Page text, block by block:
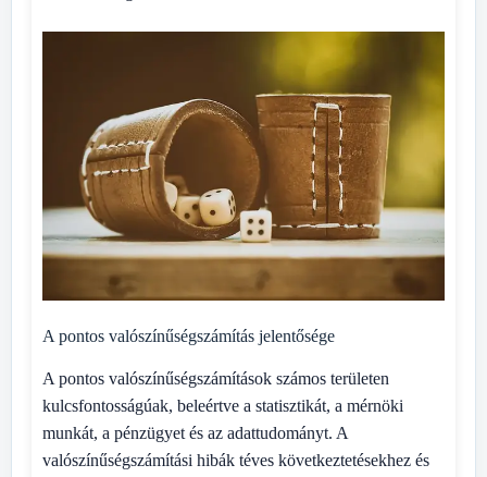
A pontos valószínűségszámítás jelentősége
A pontos valószínűségszámítások számos területen
kulcsfontosságúak, beleértve a statisztikát, a mérnöki
munkát, a pénzügyet és az adattudományt. A
valószínűségszámítási hibák téves következtetésekhez és